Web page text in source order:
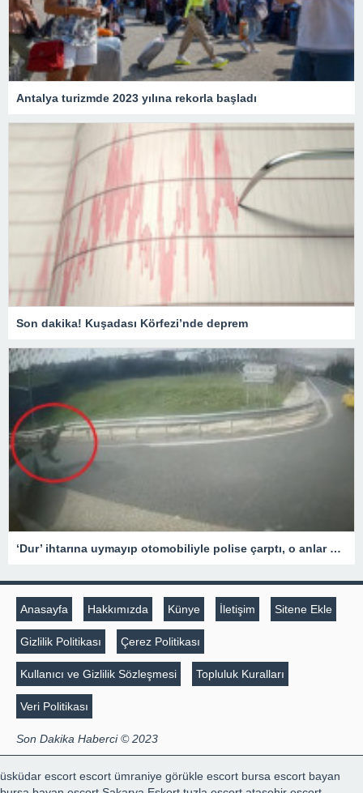
Antalya turizmde 2023 yılına rekorla başladı
Son dakika! Kuşadası Körfezi’nde deprem
‘Dur’ ihtarına uymayıp otomobiliyle polise çarptı, o anlar kamerada
Anasayfa Hakkımızda Künye İletişim Sitene Ekle
Gizlilik Politikası Çerez Politikası
Kullanıcı ve Gizlilik Sözleşmesi Topluluk Kuralları
Veri Politikası
Son Dakika Haberci © 2023
üsküdar escort escort ümraniye görükle escort bursa escort bayan